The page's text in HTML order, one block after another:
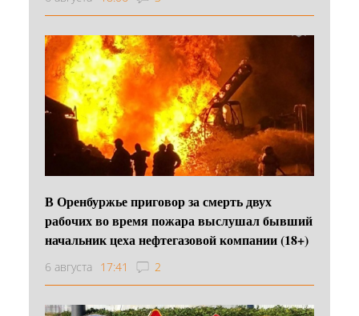
В Оренбуржье приговор за смерть двух
рабочих во время пожара выслушал бывший
начальник цеха нефтегазовой компании (18+)
6 августа 17:41 2